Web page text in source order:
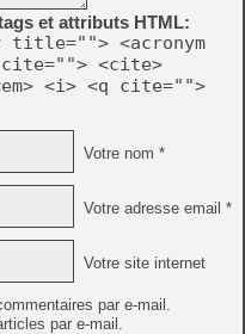
et attributs HTML:
<acronym
<cite>
<i> <q cite="">
Votre nom *
Votre adresse email *
Votre site internet
par e-mail.
par e-mail.